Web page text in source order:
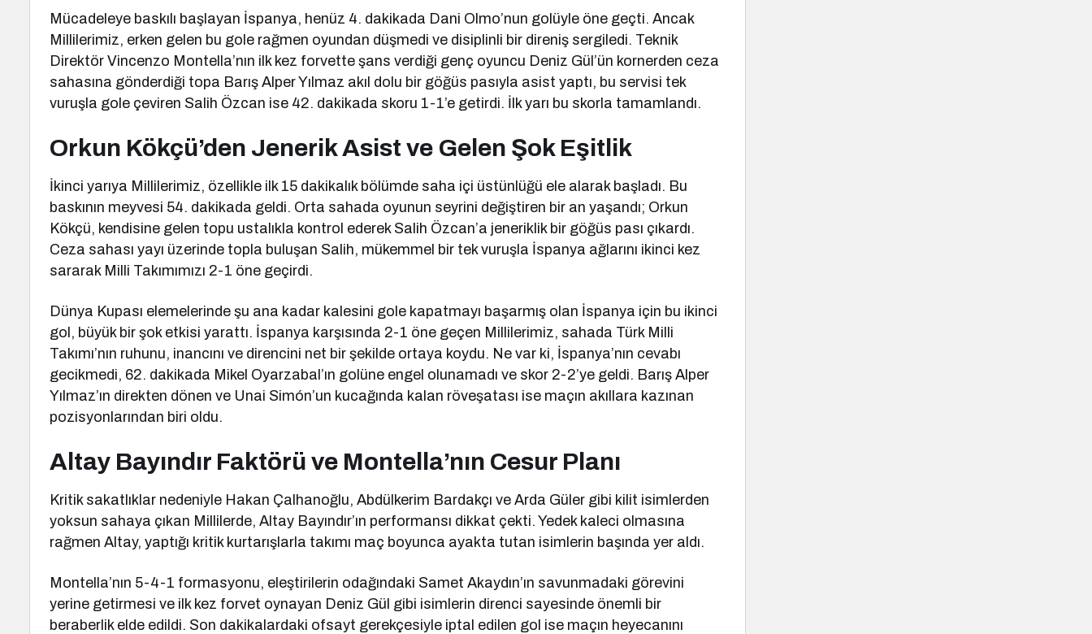
Mücadeleye baskılı başlayan İspanya, henüz 4. dakikada Dani Olmo’nun golüyle öne geçti. Ancak
Millilerimiz, erken gelen bu gole rağmen oyundan düşmedi ve disiplinli bir direniş sergiledi. Teknik
Direktör Vincenzo Montella’nın ilk kez forvette şans verdiği genç oyuncu Deniz Gül’ün kornerden ceza
sahasına gönderdiği topa Barış Alper Yılmaz akıl dolu bir göğüs pasıyla asist yaptı, bu servisi tek
vuruşla gole çeviren Salih Özcan ise 42. dakikada skoru 1-1’e getirdi. İlk yarı bu skorla tamamlandı.
Orkun Kökçü’den Jenerik Asist ve Gelen Şok Eşitlik
İkinci yarıya Millilerimiz, özellikle ilk 15 dakikalık bölümde saha içi üstünlüğü ele alarak başladı. Bu
baskının meyvesi 54. dakikada geldi. Orta sahada oyunun seyrini değiştiren bir an yaşandı; Orkun
Kökçü, kendisine gelen topu ustalıkla kontrol ederek Salih Özcan’a jeneriklik bir göğüs pası çıkardı.
Ceza sahası yayı üzerinde topla buluşan Salih, mükemmel bir tek vuruşla İspanya ağlarını ikinci kez
sararak Milli Takımımızı 2-1 öne geçirdi.
Dünya Kupası elemelerinde şu ana kadar kalesini gole kapatmayı başarmış olan İspanya için bu ikinci
gol, büyük bir şok etkisi yarattı. İspanya karşısında 2-1 öne geçen Millilerimiz, sahada Türk Milli
Takımı’nın ruhunu, inancını ve direncini net bir şekilde ortaya koydu. Ne var ki, İspanya’nın cevabı
gecikmedi, 62. dakikada Mikel Oyarzabal’ın golüne engel olunamadı ve skor 2-2’ye geldi. Barış Alper
Yılmaz’ın direkten dönen ve Unai Simón’un kucağında kalan röveşatası ise maçın akıllara kazınan
pozisyonlarından biri oldu.
Altay Bayındır Faktörü ve Montella’nın Cesur Planı
Kritik sakatlıklar nedeniyle Hakan Çalhanoğlu, Abdülkerim Bardakçı ve Arda Güler gibi kilit isimlerden
yoksun sahaya çıkan Millilerde, Altay Bayındır’ın performansı dikkat çekti. Yedek kaleci olmasına
rağmen Altay, yaptığı kritik kurtarışlarla takımı maç boyunca ayakta tutan isimlerin başında yer aldı.
Montella’nın 5-4-1 formasyonu, eleştirilerin odağındaki Samet Akaydın’ın savunmadaki görevini
yerine getirmesi ve ilk kez forvet oynayan Deniz Gül gibi isimlerin direnci sayesinde önemli bir
beraberlik elde edildi. Son dakikalardaki ofsayt gerekçesiyle iptal edilen gol ise maçın heyecanını